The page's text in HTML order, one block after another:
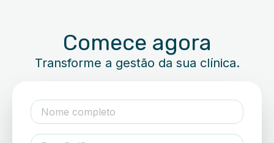
Comece agora
Transforme a gestão da sua clínica.